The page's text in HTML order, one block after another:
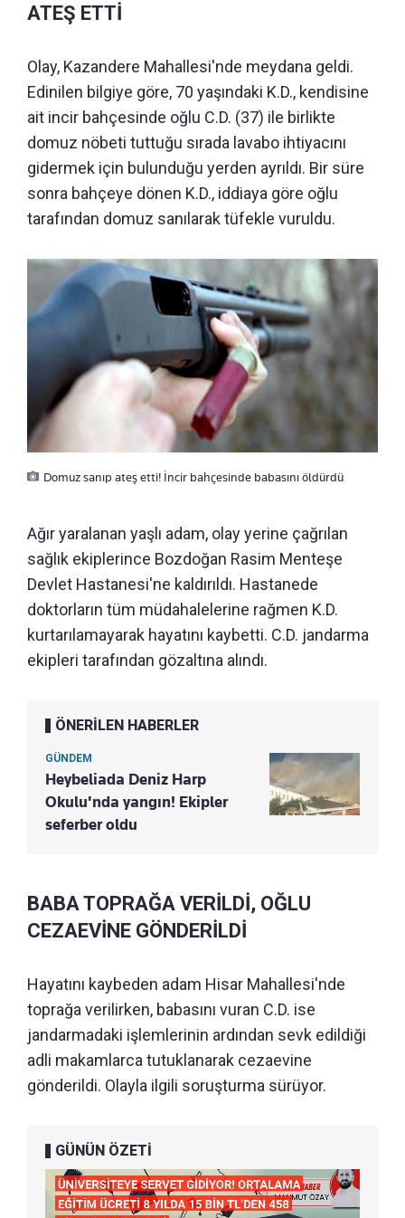
ATEŞ ETTİ
Olay, Kazandere Mahallesi'nde meydana geldi.
Edinilen bilgiye göre, 70 yaşındaki K.D., kendisine
ait incir bahçesinde oğlu C.D. (37) ile birlikte
domuz nöbeti tuttuğu sırada lavabo ihtiyacını
gidermek için bulunduğu yerden ayrıldı. Bir süre
sonra bahçeye dönen K.D., iddiaya göre oğlu
tarafından domuz sanılarak tüfekle vuruldu.
Domuz sanıp ateş etti! İncir bahçesinde babasını öldürdü
Ağır yaralanan yaşlı adam, olay yerine çağrılan
sağlık ekiplerince Bozdoğan Rasim Menteşe
Devlet Hastanesi'ne kaldırıldı. Hastanede
doktorların tüm müdahalelerine rağmen K.D.
kurtarılamayarak hayatını kaybetti. C.D. jandarma
ekipleri tarafından gözaltına alındı.
ÖNERİLEN HABERLER
GÜNDEM
Heybeliada Deniz Harp
Okulu'nda yangın! Ekipler
seferber oldu
BABA TOPRAĞA VERİLDİ, OĞLU
CEZAEVİNE GÖNDERİLDİ
Hayatını kaybeden adam Hisar Mahallesi'nde
toprağa verilirken, babasını vuran C.D. ise
jandarmadaki işlemlerinin ardından sevk edildiği
adli makamlarca tutuklanarak cezaevine
gönderildi. Olayla ilgili soruşturma sürüyor.
GÜNÜN ÖZETİ